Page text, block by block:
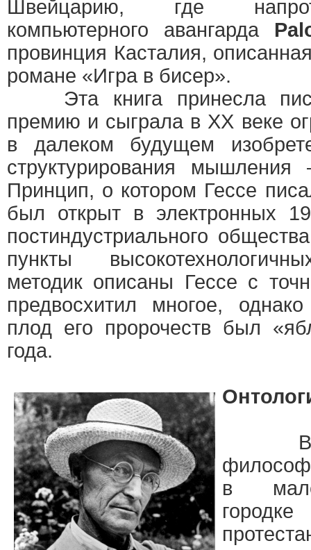
Швейцарию, где
компьютерного авангарда
провинция Касталия,
романе «Игра в бисер».
Эта книга принесла
премию и сыграла в ХХ веке
в далеком будущем
структурирования
Принцип, о котором Гессе
был открыт в электронных
постиндустриального
пункты
методик описаны Гессе с
предвосхитил многое,
плод его пророчеств был
года.
философ
в